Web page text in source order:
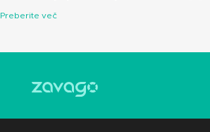
Preberite več